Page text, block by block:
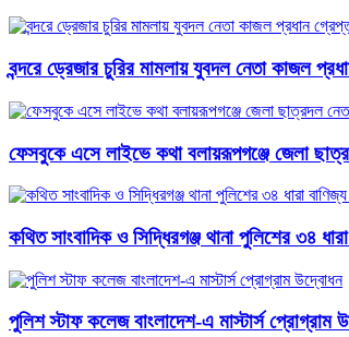
বন্দরে ড্রেজার চুরির মামলায় যুবদল নেতা কাজল
ফেসবুকে এসে লাইভে কথা বলায়রূপগঞ্জে জেলা
কথিত সাংবাদিক ও সিদ্ধিরগঞ্জ থানা পুলিশের ৩৪
পুলিশ স্টাফ কলেজ বাংলাদেশ-এ মাস্টার্স প্রোগ্রাম